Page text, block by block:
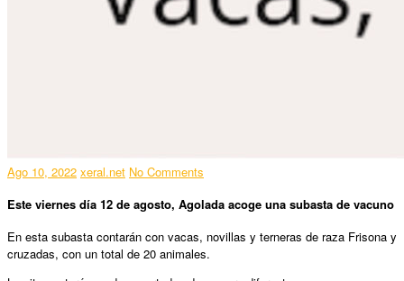
Ago 10, 2022 xeral.net No Comments
Este viernes día 12 de agosto, Agolada acoge una subasta de vacuno
En esta subasta contarán con vacas, novillas y terneras de raza Frisona y
cruzadas, con un total de 20 animales.